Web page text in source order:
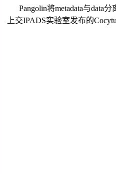
Pangolin将metadata与data分
上交IPADS实验室发布的